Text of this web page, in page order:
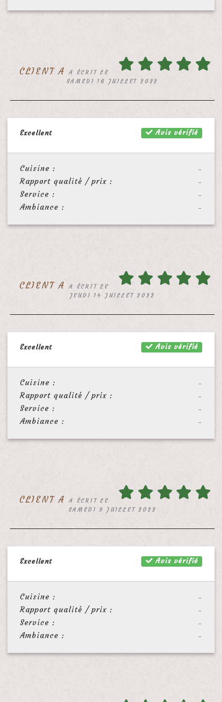
CLIENT A
A ÉCRIT LE
SAMEDI 16 JUILLET 2022
Avis vérifié
Excellent
-
Cuisine :
-
Rapport qualité / prix :
-
Service :
-
Ambiance :
CLIENT A
A ÉCRIT LE
JEUDI 14 JUILLET 2022
Avis vérifié
Excellent
-
Cuisine :
-
Rapport qualité / prix :
-
Service :
-
Ambiance :
CLIENT A
A ÉCRIT LE
SAMEDI 9 JUILLET 2022
Avis vérifié
Excellent
-
Cuisine :
-
Rapport qualité / prix :
-
Service :
-
Ambiance :